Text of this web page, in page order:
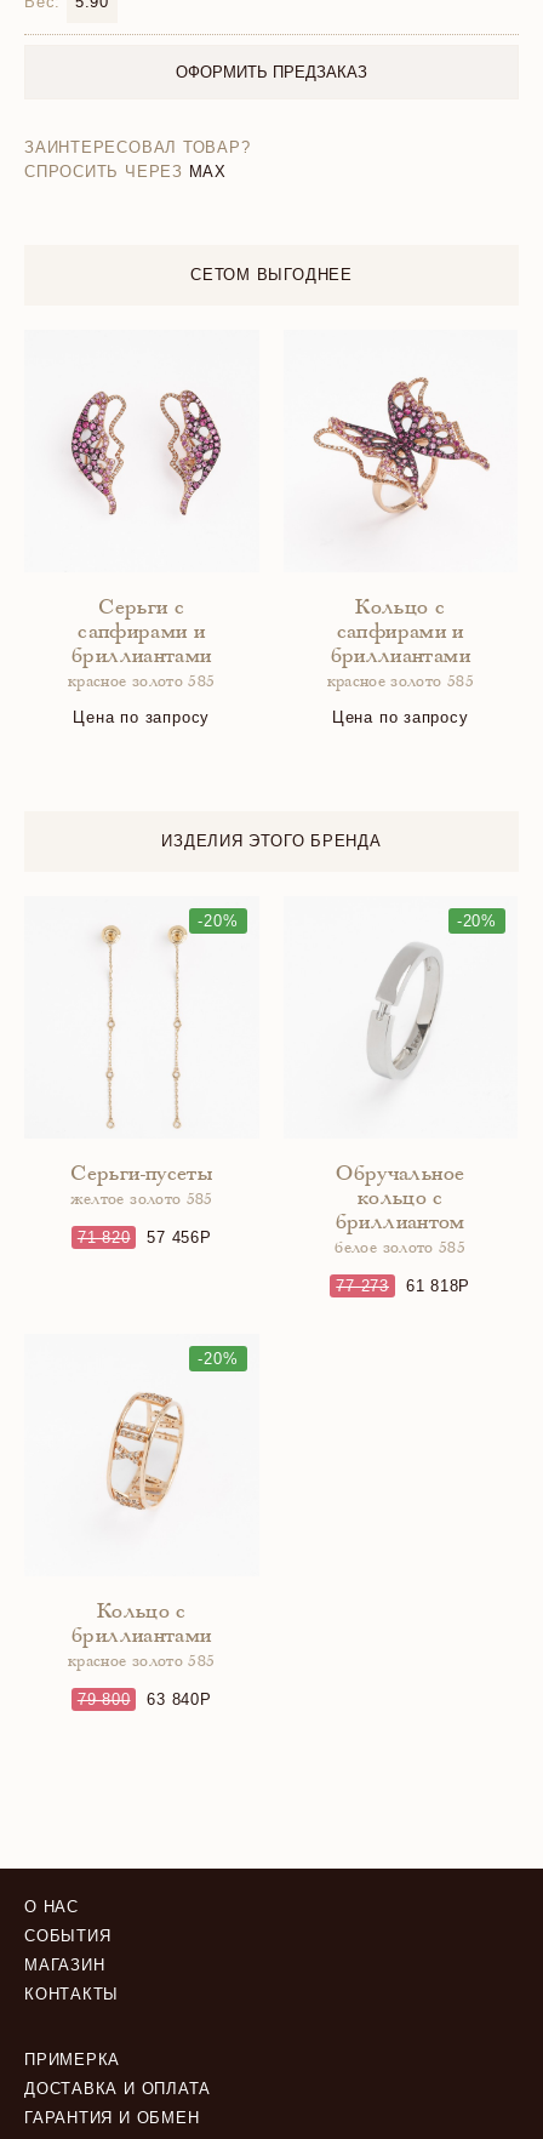
ОФОРМИТЬ ПРЕДЗАКАЗ
ЗАИНТЕРЕСОВАЛ ТОВАР?
СПРОСИТЬ ЧЕРЕЗ MAX
СЕТОМ ВЫГОДНЕЕ
Серьги с
сапфирами и
бриллиантами
красное золото 585
Цена по запросу
Кольцо с
сапфирами и
бриллиантами
красное золото 585
Цена по запросу
ИЗДЕЛИЯ ЭТОГО БРЕНДА
-20%
Серьги-пусеты
желтое золото 585
71 820 57 456
-20%
Обручальное
кольцо с
бриллиантом
белое золото 585
77 273 61 818
-20%
Кольцо с
бриллиантами
красное золото 585
79 800 63 840
О НАС
СОБЫТИЯ
МАГАЗИН
КОНТАКТЫ
ПРИМЕРКА
ДОСТАВКА И ОПЛАТА
ГАРАНТИЯ И ОБМЕН